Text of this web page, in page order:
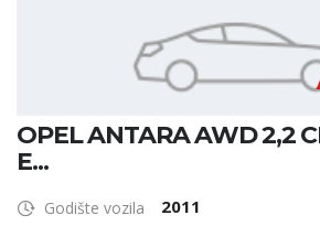
OPEL ANTARA AWD 2,2
E...
Godište vozila 2011